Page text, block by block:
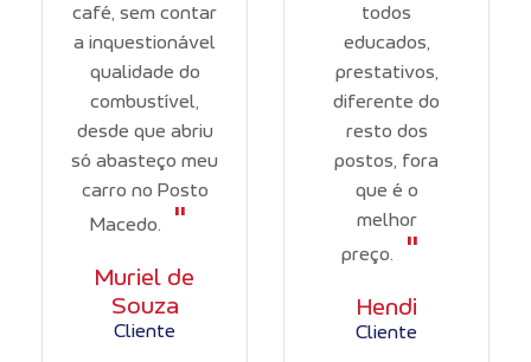
café, sem contar
a inquestionável
qualidade do
combustível,
desde que abriu
só abasteço meu
carro no Posto
Macedo.
"
Muriel de
Souza
Cliente
todos
educados,
prestativos,
diferente do
resto dos
postos, fora
que é o
melhor
preço.
"
Hendi
Cliente